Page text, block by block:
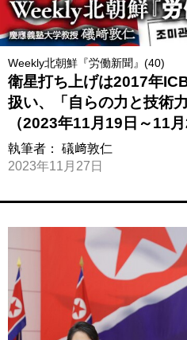
Weekly北朝鮮『労働新聞』(40)
衛星打ち上げは2017年
扱い、「自らの力と技術
（2023年11月19日～11月
執筆者： 礒﨑敦仁
2023年11月27日